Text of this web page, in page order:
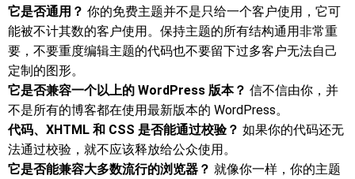
它是否通用？ 你的免费主题并不是只给一个客户使用，它可
能被不计其数的客户使用。保持主题的所有结构通用非常重
要，不要重度编辑主题的代码也不要留下过多客户无法自己
定制的图形。
它是否兼容一个以上的 WordPress 版本？ 信不信由你，并
不是所有的博客都在使用最新版本的 WordPress。
代码、XHTML 和 CSS 是否能通过校验？ 如果你的代码还无
法通过校验，就不应该释放给公众使用。
它是否能兼容大多数流行的浏览器？ 就像你一样，你的主题